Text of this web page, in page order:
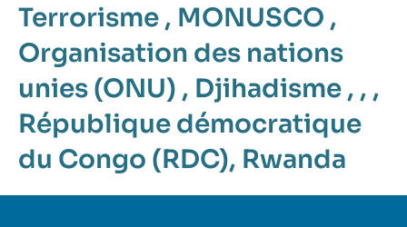
Terrorisme , MONUSCO ,
Organisation des nations
unies (ONU) , Djihadisme , , ,
République démocratique
du Congo (RDC), Rwanda